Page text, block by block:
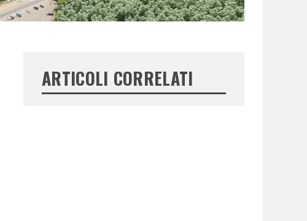
ARTICOLI CORRELATI